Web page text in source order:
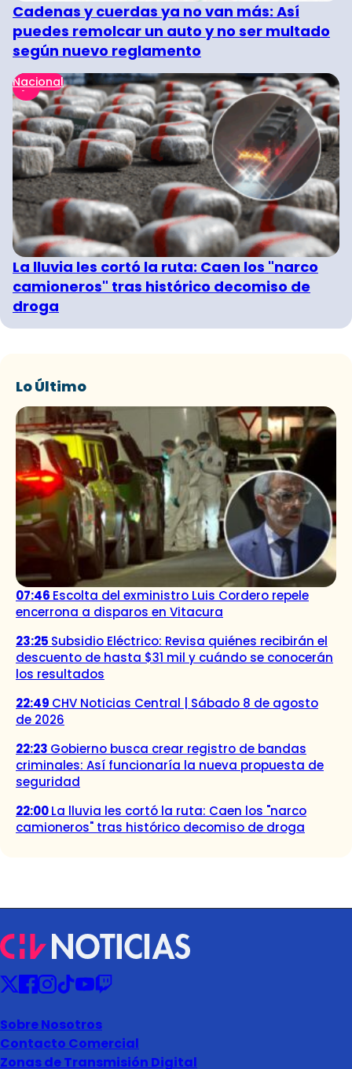
Cadenas y cuerdas ya no van más: Así
puedes remolcar un auto y no ser multado
según nuevo reglamento
Nacional
La lluvia les cortó la ruta: Caen los "narco
camioneros" tras histórico decomiso de
droga
Lo Último
07:46 Escolta del exministro Luis Cordero repele
encerrona a disparos en Vitacura
23:25 Subsidio Eléctrico: Revisa quiénes recibirán el
descuento de hasta $31 mil y cuándo se conocerán
los resultados
22:49 CHV Noticias Central | Sábado 8 de agosto
de 2026
22:23 Gobierno busca crear registro de bandas
criminales: Así funcionaría la nueva propuesta de
seguridad
22:00La lluvia les cortó la ruta: Caen los "narco
camioneros" tras histórico decomiso de droga
Sobre Nosotros
Contacto Comercial
Zonas de Transmisión Digital